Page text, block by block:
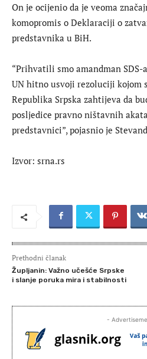
On je ocijenio da je veoma
komopromis o Deklaraciji o
predstavnika u BiH.
“Prihvatili smo amandman SDS-
UN hitno usvoji rezoluciji kojom
Republika Srpska zahtijeva da
posljedice pravno ništavnih
predstavnici”, pojasnio je
Izvor: srna.rs
Prethodni članak
Župljanin: Važno učešće Srpske
i slanje poruka mira i stabilnosti
-